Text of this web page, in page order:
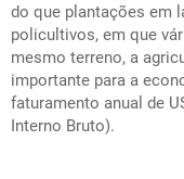
do que plantações em
policultivos, em que
mesmo terreno, a
importante para a
faturamento anual de
Interno Bruto).